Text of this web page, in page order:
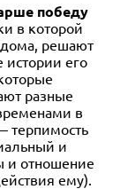
победу
в которой
решают
истории его
разные
в
терпимость
и
и отношение
ему).